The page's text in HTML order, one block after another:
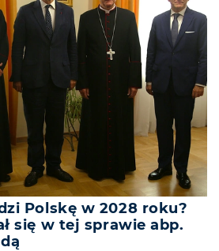
Polskę w 2028 roku?
się w tej sprawie abp.